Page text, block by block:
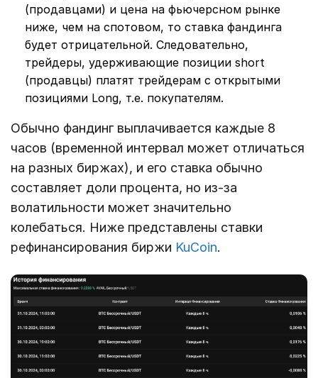
(продавцами) и цена на фьючерсном рынке
ниже, чем на спотовом, то ставка фандинга
будет отрицательной. Следовательно,
трейдеры, удерживающие позиции short
(продавцы) платят трейдерам с открытыми
позициями Long, т.е. покупателям.
Обычно фандинг выплачивается каждые 8
часов (временной интервал может отличаться
на разных биржах), и его ставка обычно
составляет доли процента, но из-за
волатильности может значительно
колебаться. Ниже представлены ставки
рефинансирования биржи KuCoin.